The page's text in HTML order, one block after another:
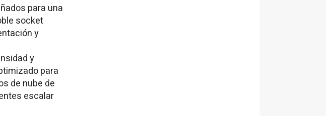
para una
socket
y
y
para
de nube de
escalar